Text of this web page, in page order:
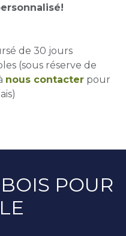
de 30 jours
(sous réserve de
nous contacter pour
POUR